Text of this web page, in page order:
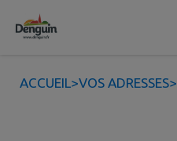
Contenu
ACCUEIL>VOS ADRESSES>